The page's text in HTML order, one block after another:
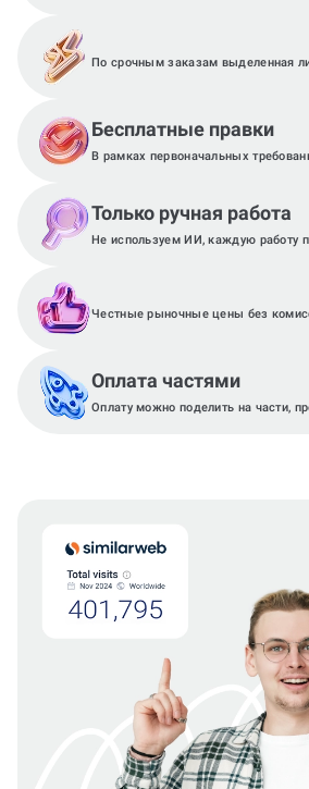
По срочным заказам выделенная
Бесплатные правки
В рамках первоначальных
Только ручная работа
Не используем ИИ, каждую работу
Честные рыночные цены без
Оплата частями
Оплату можно поделить на части,